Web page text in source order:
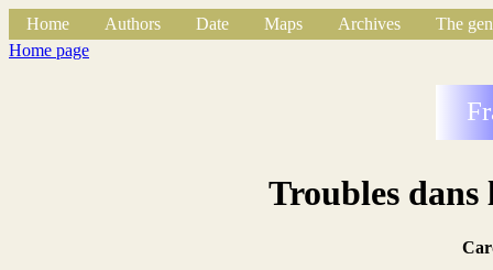
Home Authors Date Maps Archives
The
Home page
Troubles dans